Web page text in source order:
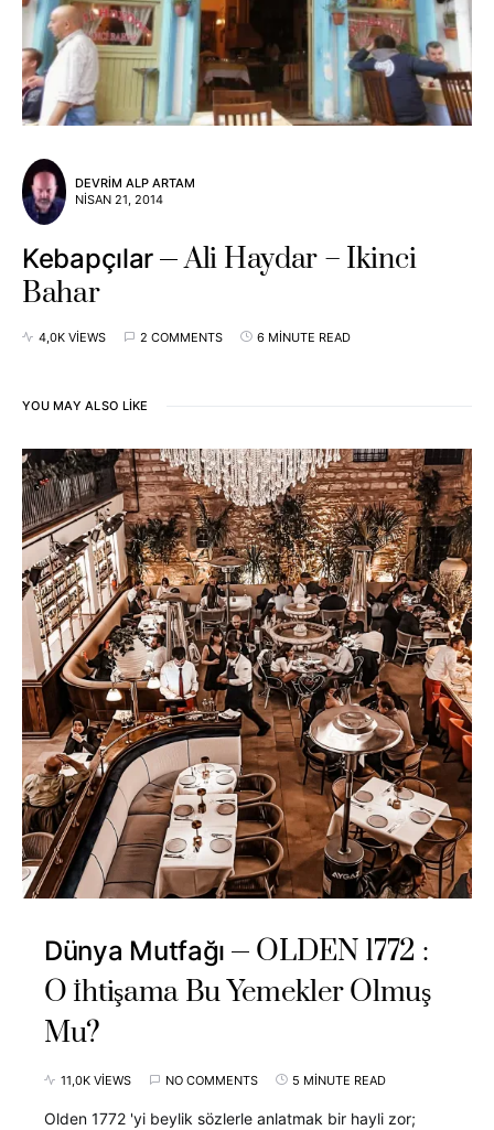
DEVRIM ALP ARTAM
NISAN 21, 2014
Kebapçılar
Ali Haydar – Ikinci
Bahar
4,0K VIEWS 2 COMMENTS 6 MINUTE READ
YOU MAY ALSO LIKE
Dünya Mutfağı
OLDEN 1772 :
O İhtişama Bu Yemekler Olmuş
Mu?
11,0K VIEWS NO COMMENTS 5 MINUTE READ
Olden 1772 'yi beylik sözlerle anlatmak bir hayli zor;